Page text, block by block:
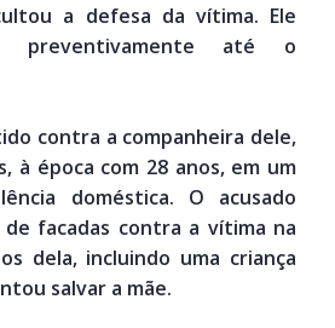
a defesa da vítima. Ele
preventivamente até o
contra a companheira dele,
à época com 28 anos, em um
doméstica. O acusado
facadas contra a vítima na
dela, incluindo uma criança
salvar a mãe.